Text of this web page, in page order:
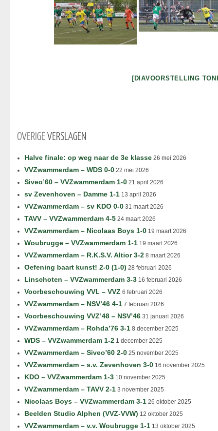
[DIAVOORSTELLING
OVERIGEVERSLAGEN
Halve finale: op weg naar de 3e klasse 26 mei 2026
VVZwammerdam – WDS 0-0 22 mei 2026
Siveo’60 – VVZwammerdam 1-0 21 april 2026
sv Zevenhoven – Damme 1-1 13 april 2026
VVZwammerdam – sv KDO 0-0 31 maart 2026
TAVV – VVZwammerdam 4-5 24 maart 2026
VVZwammerdam – Nicolaas Boys 1-0 19 maart 2026
Woubrugge – VVZwammerdam 1-1 19 maart 2026
VVZwammerdam – R.K.S.V. Altior 3-2 8 maart 2026
Oefening baart kunst! 2-0 (1-0) 28 februari 2026
Linschoten – VVZwammerdam 3-3 16 februari 2026
Voorbeschouwing VVL – VVZ 6 februari 2026
VVZwammerdam – NSV’46 4-1 7 februari 2026
Voorbeschouwing VVZ’48 – NSV’46 31 januari 2026
VVZwammerdam – Rohda’76 3-1 8 december 2025
WDS – VVZwammerdam 1-2 1 december 2025
VVZwammerdam – Siveo’60 2-0 25 november 2025
VVZwammerdam – s.v. Zevenhoven 3-0 16 november 2025
KDO – VVZwammerdam 1-3 10 november 2025
VVZwammerdam – TAVV 2-1 3 november 2025
Nicolaas Boys – VVZwammerdam 3-1 26 oktober 2025
Beelden Studio Alphen (VVZ-VVW) 12 oktober 2025
VVZwammerdam – v.v. Woubrugge 1-1 13 oktober 2025